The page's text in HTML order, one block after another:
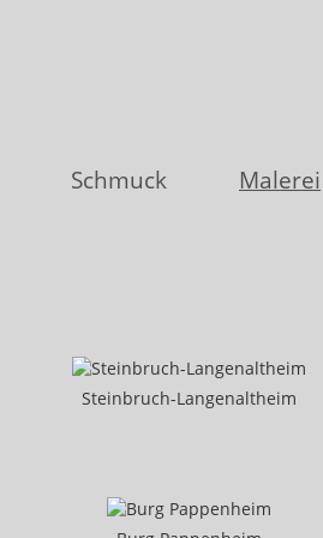
Schmuck Malerei
Steinbruch-Langenaltheim